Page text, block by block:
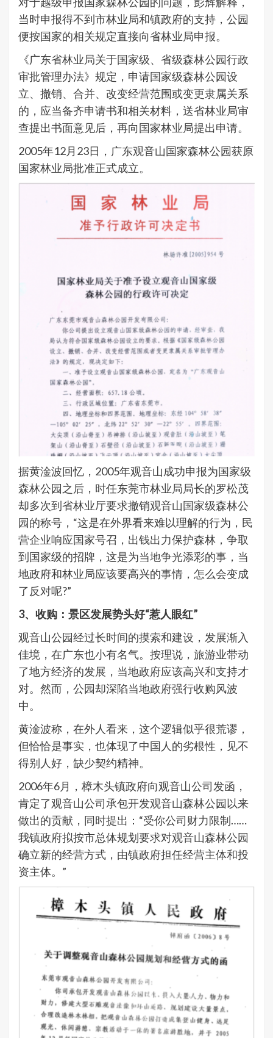
当时申报得不到市林业局和镇政府的支持，公园
便按国家的相关规定直接向省林业局申报。
《广东省林业局关于国家级、省级森林公园行政
审批管理办法》规定，申请国家级森林公园设
立、撤销、合并、改变经营范围或变更隶属关系
的，应当备齐申请书和相关材料，送省林业局审
查提出书面意见后，再向国家林业局提出申请。
2005年12月23日，广东观音山国家森林公园获原
国家林业局批准正式成立。
据黄淦波回忆，2005年观音山成功申报为国家级
森林公园之后，时任东莞市林业局局长的罗松茂
却多次到省林业厅要求撤销观音山国家级森林公
园的称号，“这是在外界看来难以理解的行为，民
营企业响应国家号召，出钱出力保护森林，争取
到国家级的招牌，这是为当地争光添彩的事，当
地政府和林业局应该要高兴的事情，怎么会变成
了反对呢?”
3、收购：景区发展势头好“惹人眼红”
观音山公园经过长时间的摸索和建设，发展渐入
佳境，在广东也小有名气。按理说，旅游业带动
了地方经济的发展，当地政府应该高兴和支持才
对。然而，公园却深陷当地政府强行收购风波
中。
黄淦波称，在外人看来，这个逻辑似乎很荒谬，
但恰恰是事实，也体现了中国人的劣根性，见不
得别人好，缺少契约精神。
2006年6月，樟木头镇政府向观音山公司发函，
肯定了观音山公司承包开发观音山森林公园以来
做出的贡献，同时提出：“受你公司财力限制……
我镇政府拟按市总体规划要求对观音山森林公园
确立新的经营方式，由镇政府担任经营主体和投
资主体。”